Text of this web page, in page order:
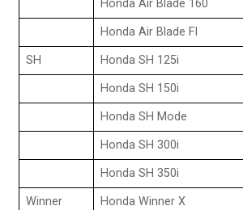
Honda Air Blade 160
Honda Air Blade FI
SH Honda SH 125i
Honda SH 150i
Honda SH Mode
Honda SH 300i
Honda SH 350i
Winner Honda Winner X